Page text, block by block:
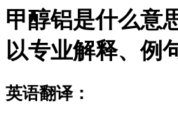
甲醇铝是什么意
以专业解释、例
英语翻译：